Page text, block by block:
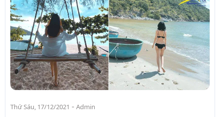
Thứ Sáu, 17/12/2021 - Admin